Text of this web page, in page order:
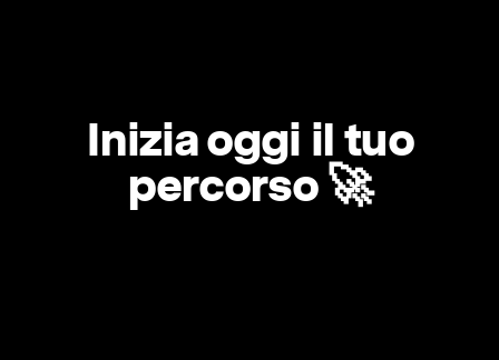
Inizia oggi il tuo
percorso 🚀